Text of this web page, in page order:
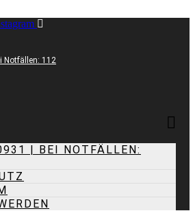
Notfällen: 112
| BEI NOTFÄLLEN: